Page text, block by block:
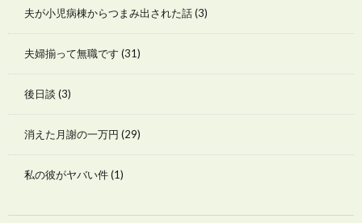
夫が小児病棟からつまみ出された話(3)
夫婦揃って無職です (31)
後日談 (3)
消えた月謝の一万円 (29)
私の彼がヤバい件(1)